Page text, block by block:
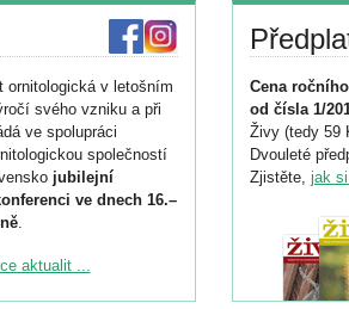
ornitologická v letošním
svého vzniku a při
ve spolupráci
společností
jubilejní
ve dnech 16.–
.
ke konferenci
aktualit ...
Cena
od čísla 1/
Živy (tedy 59
Dvouleté
Zjistěte, jak